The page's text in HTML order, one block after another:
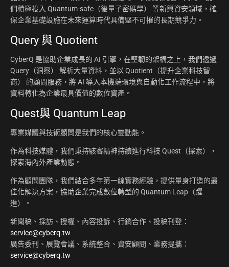
們積極投入 Quantum-safe（後量子密碼學） 等新興資安領域，確
保企業基礎設施在未來運算時代具備堅不可摧的長期競爭力。
Query 與 Quotient
CyberQ 是協助企業成長的 AI 引擎，在堅韌的架構之上，我們透過
Query（洞察） 解析大量資料，並以 Quotient（提升企業科技智
商） 的顧問服務，將 AI 導入本機端環境與自動化工作流程中，將
資料轉化為企業最具價值的數位資產。
Quest與 Quantum Leap
專業媒體與技術顧問是我們的核心雙動能。
作為科技媒體，我們秉持駭客精神持續進行科技 Quest（探索），
探索海內外產業動態。
作為顧問團隊，我們結合多年第一線實務經驗，提供量身打造的最
佳化解決方案，協助企業完成數位轉型的 Quantum Leap（躍
進）。
新聞稿、採訪、授權、內容投訴、行銷合作、投稿刊登：
service@cyberq.tw
廣告委刊、展覽會議、系統整合、資安顧問、業務提攜：
service@cyberq.tw